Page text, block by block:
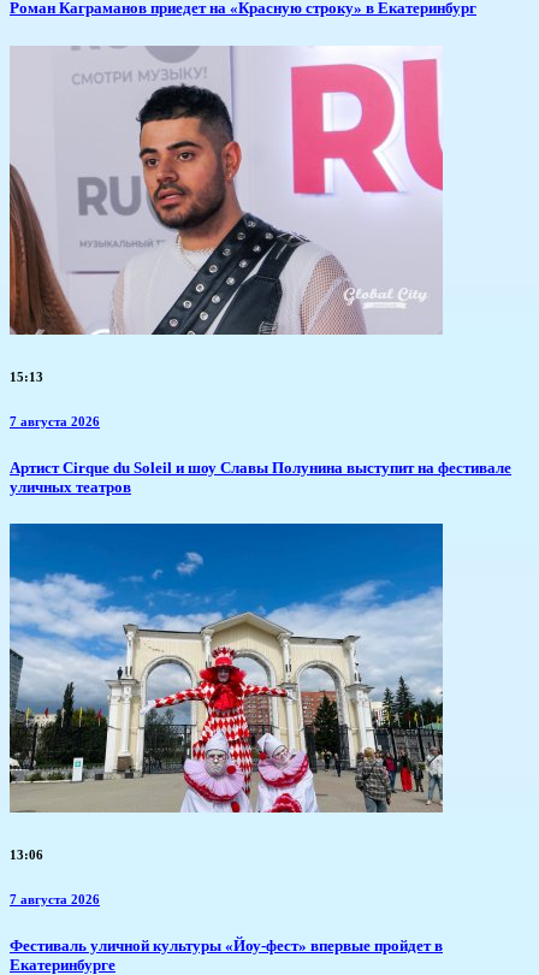
​Роман Каграманов приедет на «Красную строку» в Екатеринбург
15:13
7 августа 2026
Артист Cirque du Soleil и шоу Славы Полунина выступит на фестивале
уличных театров
13:06
7 августа 2026
​Фестиваль уличной культуры «Йоу-фест» впервые пройдет в
Екатеринбурге